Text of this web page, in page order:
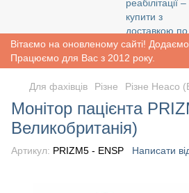
Вітаємо на оновленому сайті!
Працюємо для Вас з 2012 року.
Для фахівців Різне Різне Heaco
Монітор пацієнта
Великобританія)
Артикул: PRIZM5 - ENSP Написати